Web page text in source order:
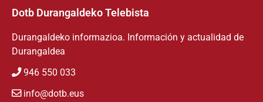
Dotb Durangaldeko Telebista
Durangaldeko informazioa. Información y actualidad de
Durangaldea
946 550 033
info@dotb.eus